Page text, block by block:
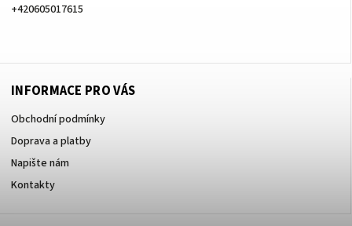
+420605017615
INFORMACE PRO VÁS
Obchodní podmínky
Doprava a platby
Napište nám
Kontakty